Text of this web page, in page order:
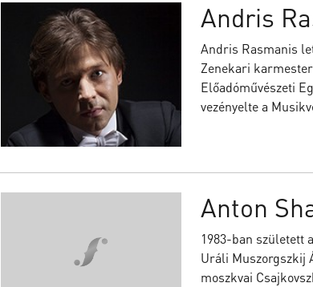
Andris
Andris Rasmanis
Zenekari
Előadóművészeti
vezényelte a
Anton
1983-ban született
Uráli Muszorgszkij
moszkvai